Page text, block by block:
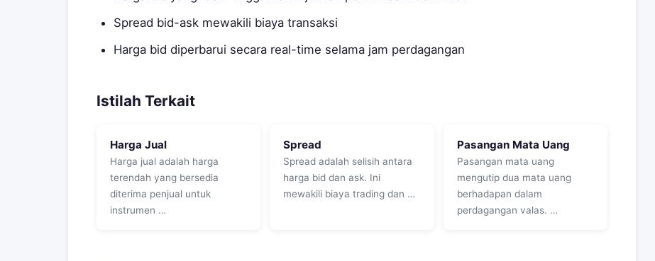
Spread bid-ask mewakili biaya transaksi
Harga bid diperbarui secara real-time selama jam perdagangan
Istilah Terkait
Harga Jual
Harga jual adalah harga
terendah yang bersedia
diterima penjual untuk
instrumen …
Spread
Spread adalah selisih antara
harga bid dan ask. Ini
mewakili biaya trading dan …
Pasangan Mata Uang
Pasangan mata uang
mengutip dua mata uang
berhadapan dalam
perdagangan valas. …